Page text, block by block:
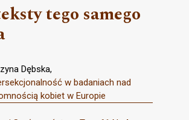
tego samego
Dębska,
w badaniach nad
kobiet w Europie